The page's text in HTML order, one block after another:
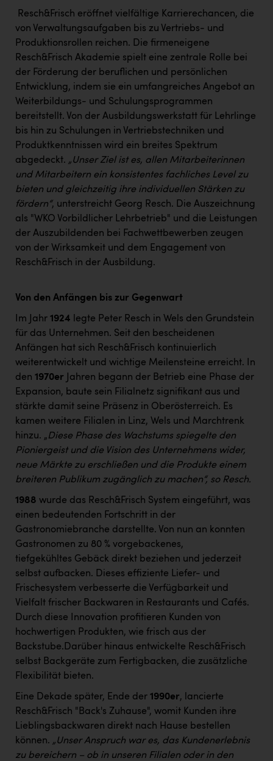
Resch&Frisch eröffnet vielfältige Karrierechancen, die
von Verwaltungsaufgaben bis zu Vertriebs- und
Produktionsrollen reichen. Die firmeneigene
Resch&Frisch Akademie spielt eine zentrale Rolle bei
der Förderung der beruflichen und persönlichen
Entwicklung, indem sie ein umfangreiches Angebot an
Weiterbildungs- und Schulungsprogrammen
bereitstellt. Von der Ausbildungswerkstatt für Lehrlinge
bis hin zu Schulungen in Vertriebstechniken und
Produktkenntnissen wird ein breites Spektrum
abgedeckt. „Unser Ziel ist es, allen Mitarbeiterinnen
und Mitarbeitern ein konsistentes fachliches Level zu
bieten und gleichzeitig ihre individuellen Stärken zu
fördern“, unterstreicht Georg Resch. Die Auszeichnung
als "WKO Vorbildlicher Lehrbetrieb" und die Leistungen
der Auszubildenden bei Fachwettbewerben zeugen
von der Wirksamkeit und dem Engagement von
Resch&Frisch in der Ausbildung.
Von den Anfängen bis zur Gegenwart
Im Jahr 1924 legte Peter Resch in Wels den Grundstein
für das Unternehmen. Seit den bescheidenen
Anfängen hat sich Resch&Frisch kontinuierlich
weiterentwickelt und wichtige Meilensteine erreicht. In
den 1970er Jahren begann der Betrieb eine Phase der
Expansion, baute sein Filialnetz signifikant aus und
stärkte damit seine Präsenz in Oberösterreich. Es
kamen weitere Filialen in Linz, Wels und Marchtrenk
hinzu. „Diese Phase des Wachstums spiegelte den
Pioniergeist und die Vision des Unternehmens wider,
neue Märkte zu erschließen und die Produkte einem
breiteren Publikum zugänglich zu machen“, so Resch.
1988 wurde das Resch&Frisch System eingeführt, was
einen bedeutenden Fortschritt in der
Gastronomiebranche darstellte. Von nun an konnten
Gastronomen zu 80 % vorgebackenes,
tiefgekühltes Gebäck direkt beziehen und jederzeit
selbst aufbacken. Dieses effiziente Liefer- und
Frischesystem verbesserte die Verfügbarkeit und
Vielfalt frischer Backwaren in Restaurants und Cafés.
Durch diese Innovation profitieren Kunden von
hochwertigen Produkten, wie frisch aus der
Backstube.Darüber hinaus entwickelte Resch&Frisch
selbst Backgeräte zum Fertigbacken, die zusätzliche
Flexibilität bieten.
Eine Dekade später, Ende der 1990er, lancierte
Resch&Frisch "Back's Zuhause", womit Kunden ihre
Lieblingsbackwaren direkt nach Hause bestellen
können. „Unser Anspruch war es, das Kundenerlebnis
zu bereichern – ob in unseren Filialen oder in den